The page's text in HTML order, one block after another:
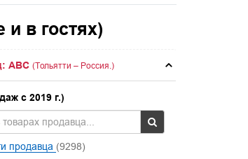
в гостях)
ABC (Тольятти – Россия.)
с 2019 г.)
продавца (9298)